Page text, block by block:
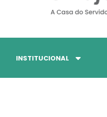
INSTITUCIONAL